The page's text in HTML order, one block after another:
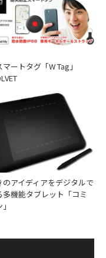
た時間に自動で電源オフ
C
カード対応 最大32GBま
※初期不良対応期間はご購入
すいチュートリアル
右クリック』→『日
ートタグ「W Tag」
のアイディアをデジタルで
多機能タブレット「コミ